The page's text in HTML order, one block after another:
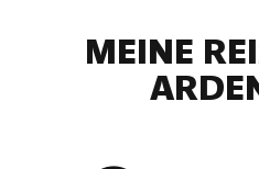
MEINE